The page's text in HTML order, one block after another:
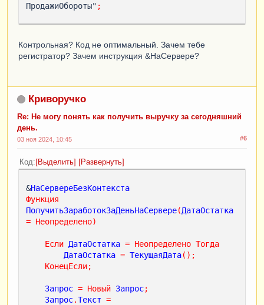
ПродажиОбороты" ;
ОбщаяДата = ТекущаяДата();
НачалоДня ( ОбщаяДата));
РезультатЗапроса
Возврат
ОбщийЗаработок = 0;
ВыборкаДетальныеЗаписи
РезультатЗапроса.Выбрать();
Пока
ВыборкаДетальныеЗаписи Следующий
ОбщийЗаработок
= ОбщийЗаработок
+
ВыборкаДетальныеЗаписи .СтоимостьОборот
КонецЦикла
Заработок = 0;
КонецПроцедуры
Контрольная? Код не оптимальный. Зачем тебе
регистратор? Зачем инструкция &НаСервере?
Криворучко
Re: Не могу понять как получить выручку за сегодняшний
день.
#6
03 ноя 2024, 10:45
Код Выделить Развернуть
&НаСервереБезКонтекста
Функция
ПолучитьЗаработокЗаДеньНаСервере(ДатаОстатка
= Неопределено)
Если ДатаОстатка = Неопределено Тогда
ДатаОстатка = ТекущаяДата();
КонецЕсли;
Запрос = Новый Запрос;
Запрос.Текст =